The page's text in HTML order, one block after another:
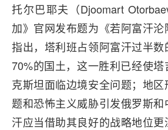
托尔巴耶夫（Djoomart
加》官网发布题为《若阿富汗
指出，塔利班占领阿富汗过半
70%的国土，这一胜利已经使
克斯坦面临边境安全问题；地
题和恐怖主义威胁引发俄罗斯
汗应当借助其良好的战略地位